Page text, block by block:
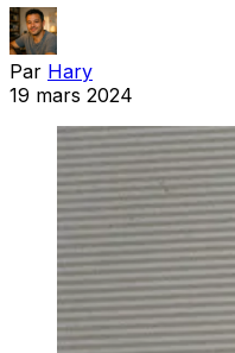
Par Hary
19 mars 2024